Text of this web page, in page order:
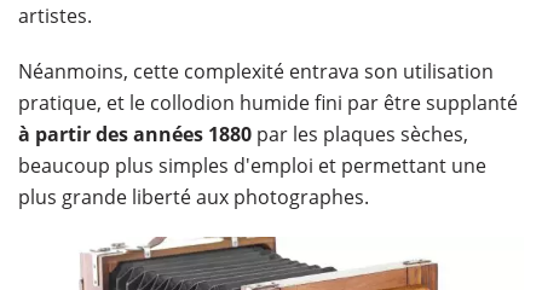
artistes.
Néanmoins, cette complexité entrava son utilisation
pratique, et le collodion humide fini par être supplanté
à partir des années 1880 par les plaques sèches,
beaucoup plus simples d'emploi et permettant une
plus grande liberté aux photographes.